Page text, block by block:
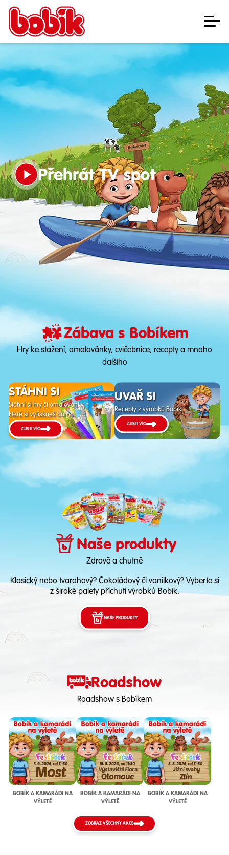
Zábava
Roadshow
Fotogalerie
Registrace pohlednic
O nás
Kontakty
E-shop
NAŠE PRODUKTY
Přehrát TV spot
Zábava s Bobíkem
Hry ke stažení, omalovánky, cvičebnice, recepty a mnoho
dalšího
STÁHNI SI
Stáhni si hry či omalovánky,
které si vytiskneš doma.
ZJISTI VÍC
UVAŘ SI
Recepty z výrobků Bobík.
ZJISTI VÍC
Naše produkty
Zdravě a chutně
Klasický nebo tvarohový? Čokoládový či vanilkový? Vyberte si
z široké palety příchutí výrobků Bobík.
NAŠE PRODUKTY
Roadshow
Roadshow s Bobíkem
BOBÍK A KAMARÁDI NA
VÝLETĚ
BOBÍK A KAMARÁDI NA
VÝLETĚ
BOBÍK A KAMARÁDI NA
VÝLETĚ
ZOBRAZ VŠECHNY AKCE